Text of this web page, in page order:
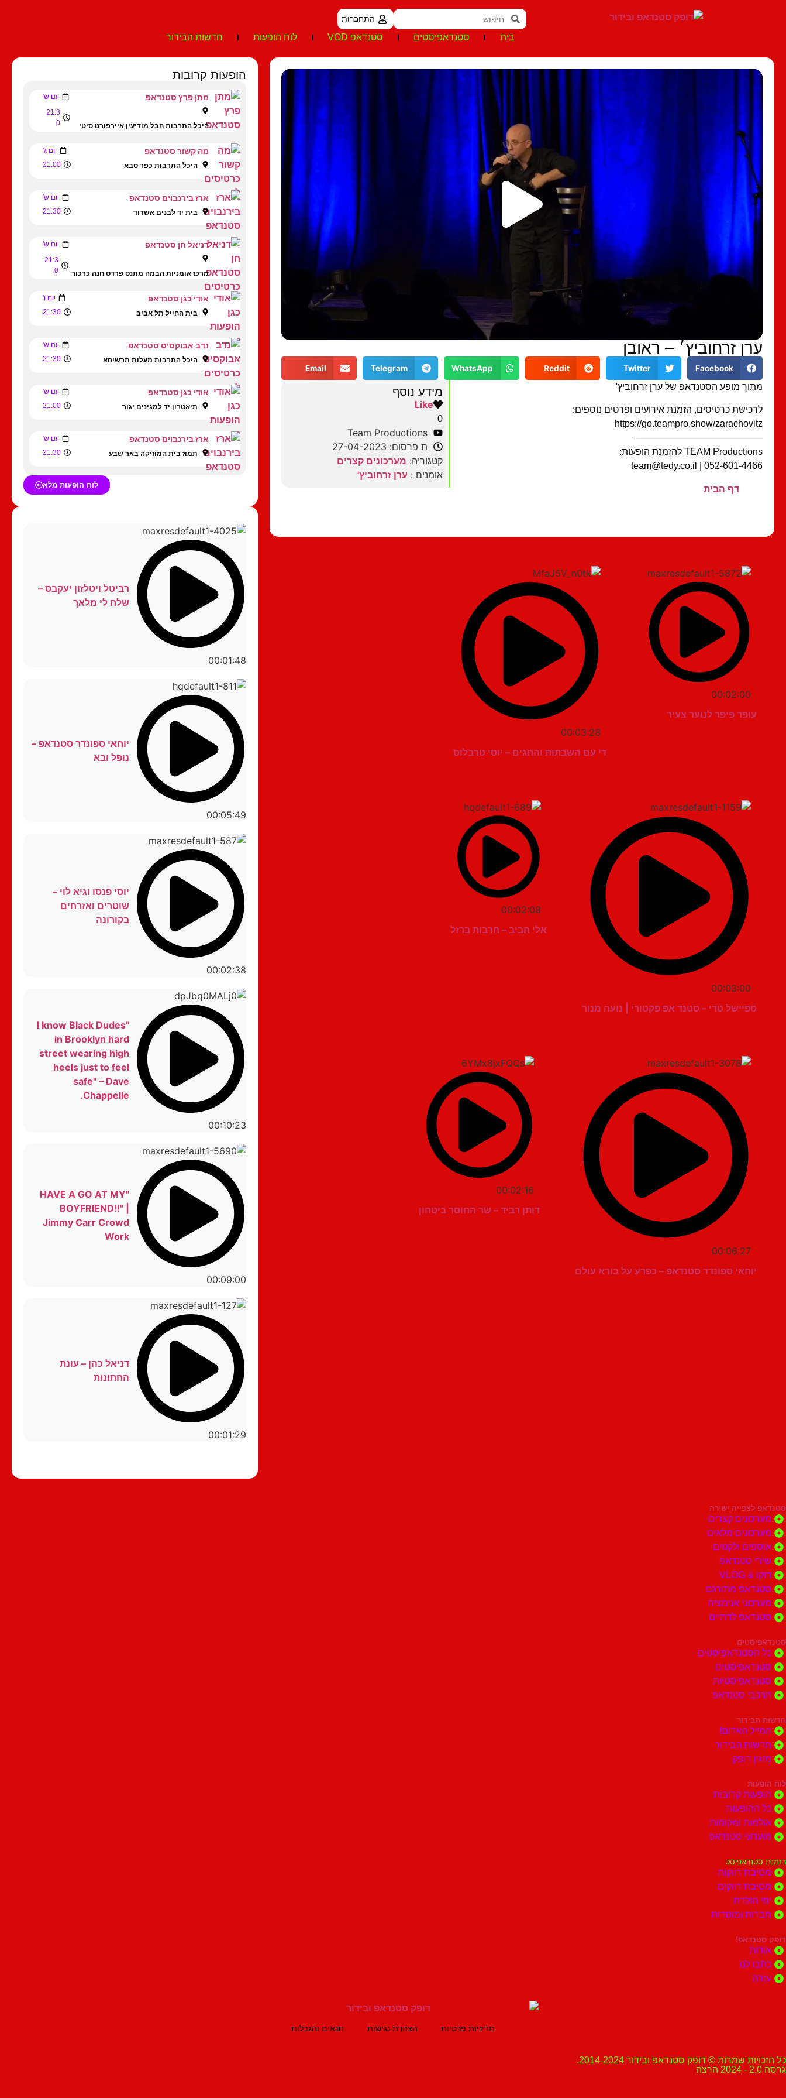
התחברות
בית סטנדאפיסטים סטנדאפ VOD לוח הופעות חדשות הבידור
ערן זרחוביץ׳ – ראובן
Facebook
Twitter
Reddit
WhatsApp
Telegram
Email
מתוך מופע הסטנדאפ של ערן זרחוביץ'
לרכישת כרטיסים, הזמנת אירועים ופרטים נוספים:
https://go.teampro.show/zarachovitz
—————————————–
TEAM Productions להזמנת הופעות:
052-601-4466 | team@tedy.co.il
דף הבית
מידע נוסף
Like
0
Team Productions
ת פרסום: 27-04-2023
קטגוריה: מערכונים קצרים
אומנים : ערן זרחוביץ'
00:02:00
עופר פיפר לנוער צעיר
00:03:28
די עם השבתות והחגים – יוסי טרבלוס
00:03:00
ספיישל טדי – סטנד אפ פקטורי | נועה מנור
00:02:08
אלי חביב – חרבות ברזל
00:06:27
יוחאי ספונדר סטנדאפ – כפרע על בורא עולם
00:02:16
דותן רביד – שר החוסר ביטחון
הופעות קרובות
מתן פרץ סטנדאפ יום ש'
היכל התרבות חבל מודיעין איירפורט סיטי
21:3
0
מה קשור סטנדאפ יום ג'
היכל התרבות כפר סבא 21:00
ארז בירנבוים סטנדאפ יום ש'
בית יד לבנים אשדוד 21:30
דניאל חן סטנדאפ יום ש'
מרכז אומניות הבמה מתנס פרדס חנה כרכור
21:3
0
אודי כגן סטנדאפ יום ו'
בית החייל תל אביב 21:30
נדב אבוקסיס סטנדאפ יום ש'
היכל התרבות מעלות תרשיחא 21:30
אודי כגן סטנדאפ יום ש'
תיאטרון יד למגינים יגור 21:00
ארז בירנבוים סטנדאפ יום ש'
תמוז בית המוזיקה באר שבע 21:30
לוח הופעות מלא
00:01:48
רביטל ויטלזון יעקבס –
שלח לי מלאך
00:05:49
יוחאי ספונדר סטנדאפ –
נופל ובא
00:02:38
יוסי פנסו וגיא לוי –
שוטרים ואזרחים
בקורונה
00:10:23
"I know Black Dudes
in Brooklyn hard
street wearing high
heels just to feel
safe" – Dave
Chappelle.
00:09:00
"HAVE A GO AT MY
BOYFRIEND!!" |
Jimmy Carr Crowd
Work
00:01:29
דניאל כהן – עונת
החתונות
סטנדאפ לצפייה ישירה
מערכונים קצרים
מערכונים מלאים
אוספים ולקטים
שירי סטנדאפ
דוקו & VLOG
סטנדאפ מתורגם
מערכוני אנימציה
סטנדאפ לדתיים
סטנדאפיסטים
כל הסטנדאפיסטים
סטנדאפיסטים
סטנדאפיסטיות
הרכבי סטנדאפ
חדשות הבידור
המייל האדום!
חדשות הבידור
מזגין דופק
לוח הופעות
הופעות קרובות
כל ההופעות
אולמות ומקומות
מועדוני סטנדאפ
הזמנת סטנדאפיסט
מסיבת רווקות
מסיבת רווקים
ימי הולדת
חברות ומוסדות
דופק סטנדאפ!
אודות
כתבו לנו
עזרה
מדיניות פרטיות הצהרת נגישות תנאים והגבלות
כל הזכויות שמרות © דופק סטנדאפ ובידור 2014-2024.
גרסה 2.0 - 2024 הרצה